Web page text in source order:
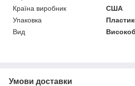
Країна виробник
США
Упаковка
Вид
Умови доставки